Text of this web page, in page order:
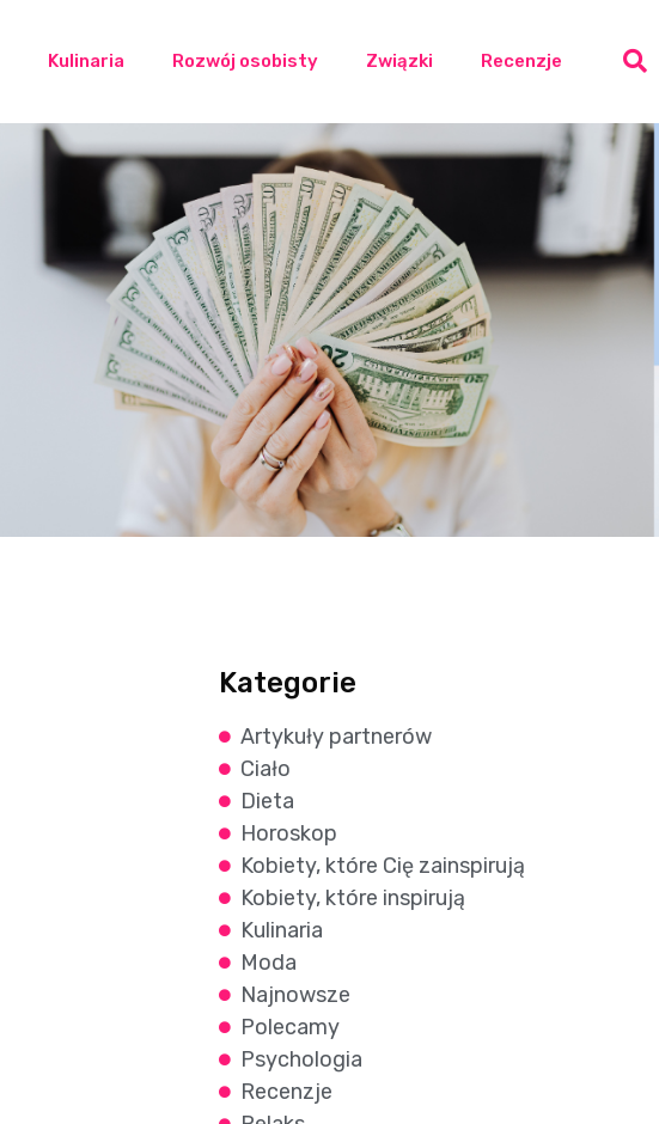
Kulinaria Rozwój osobisty Związki Recenzje
Kategorie
Artykuły partnerów
Ciało
Dieta
Horoskop
Kobiety, które Cię zainspirują
Kobiety, które inspirują
Kulinaria
Moda
Najnowsze
Polecamy
Psychologia
Recenzje